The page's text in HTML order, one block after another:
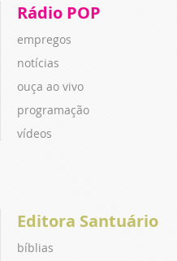
Rádio POP
empregos
notícias
ouça ao vivo
programação
vídeos
Editora Santuário
bíblias